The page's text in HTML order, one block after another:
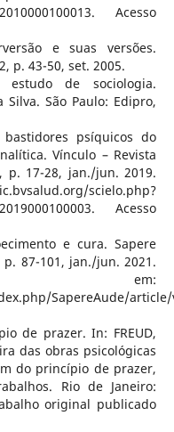
Acesso
e suas versões.
p. 43-50, set. 2005.
estudo de sociologia.
São Paulo: Edipro,
psíquicos do
Vínculo – Revista
p. 17-28, jan./jun. 2019.
scielo.php?
Acesso
e cura. Sapere
87-101, jan./jun. 2021.
em:
SapereAude/article/
de prazer. In: FREUD,
das obras psicológicas
do princípio de prazer,
Rio de Janeiro:
original publicado